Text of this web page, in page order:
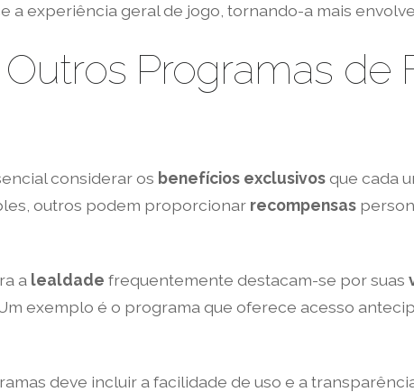
a experiência geral de jogo, tornando-a mais
Programas de
considerar os benefícios exclusivosque cada
outros podem proporcionar recompensas
a lealdade frequentemente destacam-se por suas
exemplo é o programa que oferece acesso
deve incluir a facilidade de uso e a